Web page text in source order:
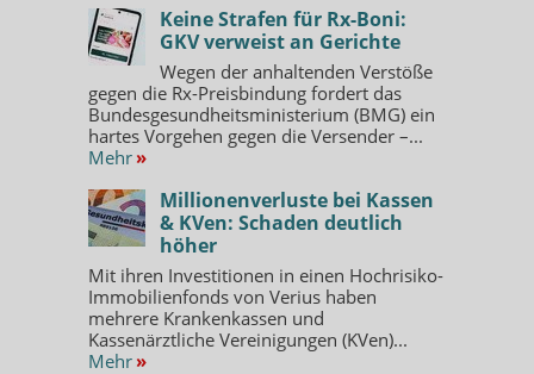
Keine Strafen für Rx-Boni:
GKV verweist an Gerichte
Wegen der anhaltenden Verstöße
gegen die Rx-Preisbindung fordert das
Bundesgesundheitsministerium (BMG) ein
hartes Vorgehen gegen die Versender –...
Mehr »
Millionenverluste bei Kassen
& KVen: Schaden deutlich
höher
Mit ihren Investitionen in einen Hochrisiko-
Immobilienfonds von Verius haben
mehrere Krankenkassen und
Kassenärztliche Vereinigungen (KVen)...
Mehr »